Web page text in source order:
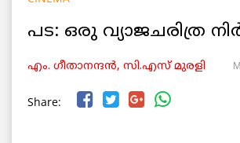
പട: ഒരു വ്യാജചരിത്ര
എം. ഗീതാനന്ദൻ, സി.എസ് മുരളി
Share: